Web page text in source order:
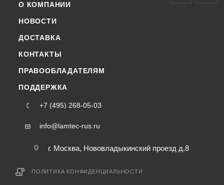
О КОМПАНИИ
НОВОСТИ
ДОСТАВКА
КОНТАКТЫ
ПРАВООБЛАДАТЕЛЯМ
ПОДДЕРЖКА
+7 (495) 268-05-03
info@lamtec-rus.ru
г. Москва, Нововладыкинский проезд д.8
ПОЛИТИКА КОНФИДЕНЦИАЛЬНОСТИ